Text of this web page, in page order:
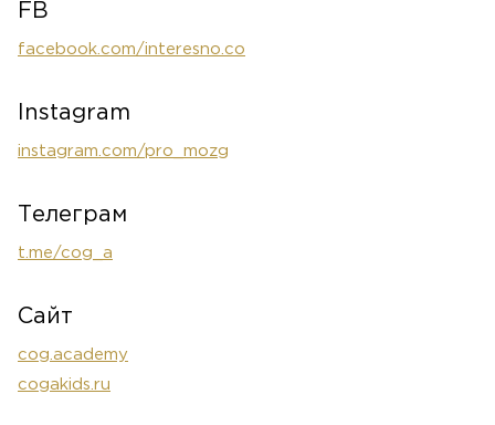
FB
facebook.com/interesno.co
Instagram
instagram.com/pro_mozg
Телеграм
t.me/cog_a
Сайт
cog.academy
cogakids.ru